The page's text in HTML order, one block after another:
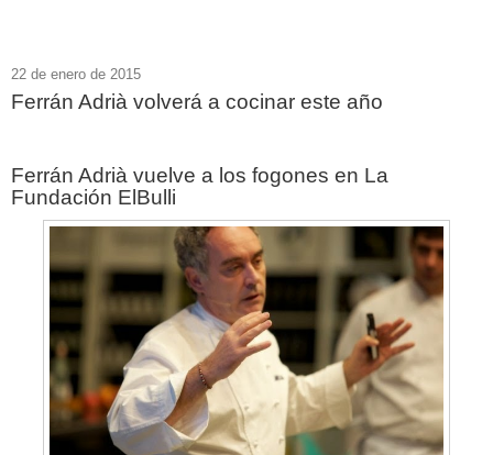
22 de enero de 2015
Ferrán Adrià volverá a cocinar este año
Ferrán Adrià vuelve a los fogones en La
Fundación ElBulli